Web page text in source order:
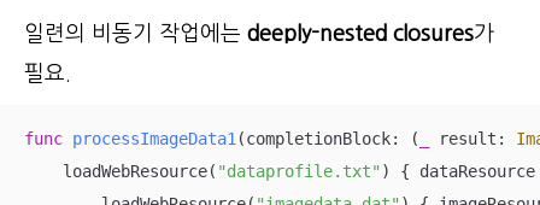
일련의 비동기 작업에는 deeply-nested closures가
필요.
func processImageData1 (completionBlock: ( result:
    loadWebResource(
"dataprofile.txt" ) {